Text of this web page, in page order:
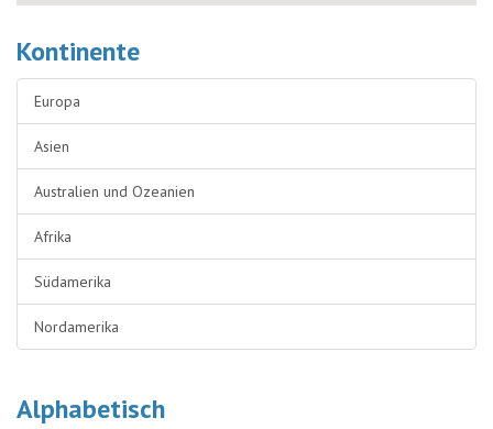
Kontinente
Europa
Asien
Australien und Ozeanien
Afrika
Südamerika
Nordamerika
Alphabetisch